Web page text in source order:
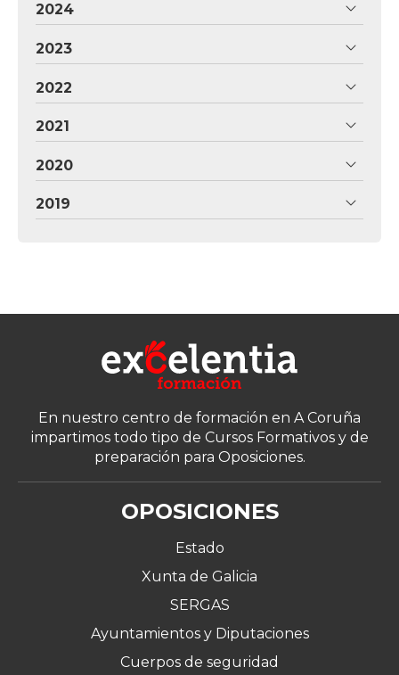
2024
2023
2022
2021
2020
2019
En nuestro centro de formación en A Coruña
impartimos todo tipo de Cursos Formativos y de
preparación para Oposiciones.
OPOSICIONES
Estado
Xunta de Galicia
SERGAS
Ayuntamientos y Diputaciones
Cuerpos de seguridad